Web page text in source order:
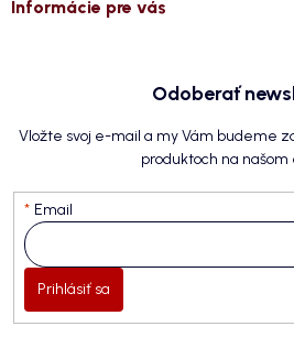
Informácie pre vás
Odoberať
Vložte svoj e-mail a my Vám budeme
produktoch na našom
Email
Prihlásiť sa